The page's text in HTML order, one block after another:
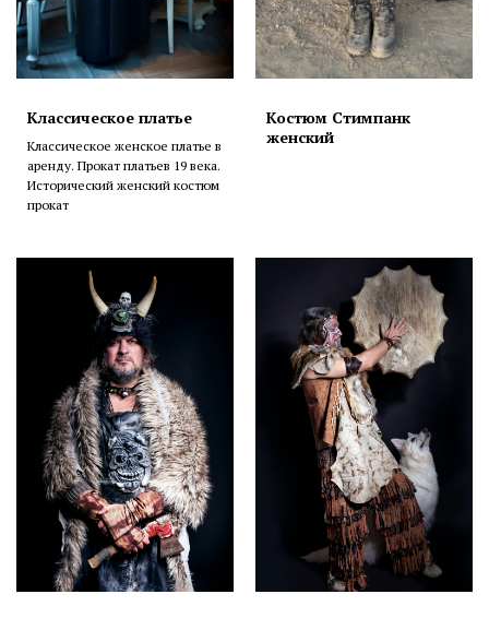
Классическое платье
Классическое женское платье в
аренду. Прокат платьев 19 века.
Исторический женский костюм
прокат
Костюм Стимпанк
женский